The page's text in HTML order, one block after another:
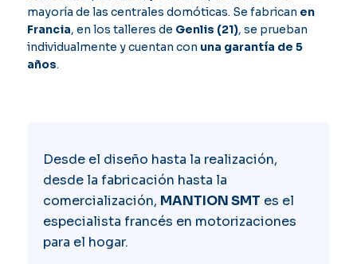
mayoría de las centrales domóticas. Se fabrican en
Francia, en los talleres de Genlis (21), se prueban
individualmente y cuentan con una garantía de 5
años.
Desde el diseño hasta la realización,
desde la fabricación hasta la
comercialización, MANTION SMT es el
especialista francés en motorizaciones
para el hogar.